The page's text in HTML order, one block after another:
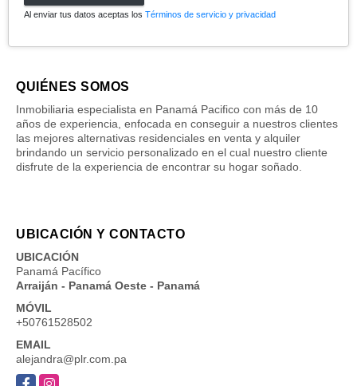
Al enviar tus datos aceptas los Términos de servicio y privacidad
QUIÉNES SOMOS
Inmobiliaria especialista en Panamá Pacifico con más de 10
años de experiencia, enfocada en conseguir a nuestros clientes
las mejores alternativas residenciales en venta y alquiler
brindando un servicio personalizado en el cual nuestro cliente
disfrute de la experiencia de encontrar su hogar soñado.
UBICACIÓN Y CONTACTO
UBICACIÓN
Panamá Pacífico
Arraiján - Panamá Oeste - Panamá
MÓVIL
+50761528502
EMAIL
alejandra@plr.com.pa
FacebookInstagram